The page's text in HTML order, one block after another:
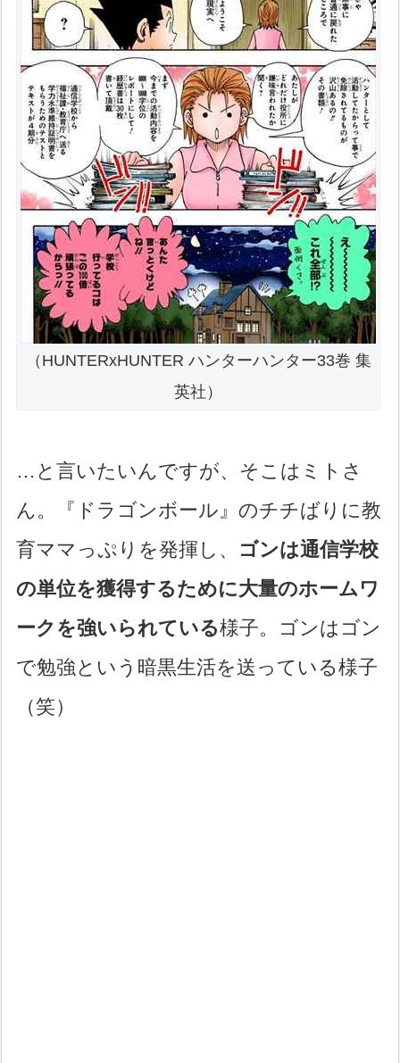
（HUNTERxHUNTER ハンターハンター33巻 集
英社）
…と言いたいんですが、そこはミトさ
ん。『ドラゴンボール』のチチばりに教
育ママっぷりを発揮し、
ゴンは通信学校
の単位を獲得するために大量のホームワ
ークを強いられている様子。ゴンはゴン
で勉強という暗黒生活を送っている様子
（笑）